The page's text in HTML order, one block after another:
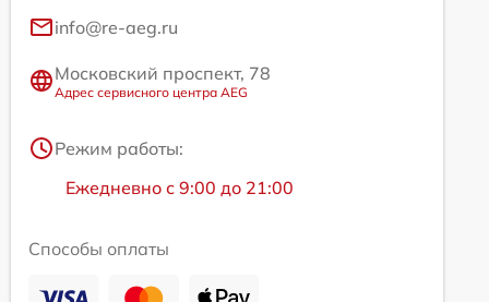
info@re-aeg.ru
Московский проспект, 78
Адрес сервисного центра AEG
Режим работы:
Ежедневно с 9:00 до 21:00
Способы оплаты